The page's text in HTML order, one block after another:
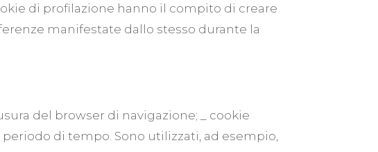
di profilazione hanno il compito di creare
manifestate dallo stesso durante la
del browser di navigazione; _ cookie
di tempo. Sono utilizzati, ad esempio,